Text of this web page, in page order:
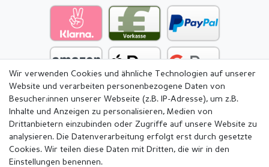
Wir verwenden Cookies und ähnliche Technologien auf unserer
Website und verarbeiten personenbezogene Daten von
Besucher:innen unserer Webseite (z.B. IP-Adresse), um z.B.
Inhalte und Anzeigen zu personalisieren, Medien von
Drittanbietern einzubinden oder Zugriffe auf unsere Website zu
analysieren. Die Datenverarbeitung erfolgt erst durch gesetzte
Cookies. Wir teilen diese Daten mit Dritten, die wir in den
Einstellungen benennen.